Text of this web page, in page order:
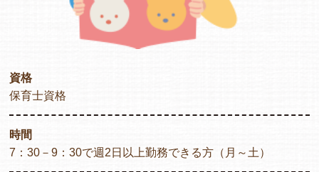
資格
保育士資格
時間
7：30－9：30で週2日以上勤務できる方（月～土）